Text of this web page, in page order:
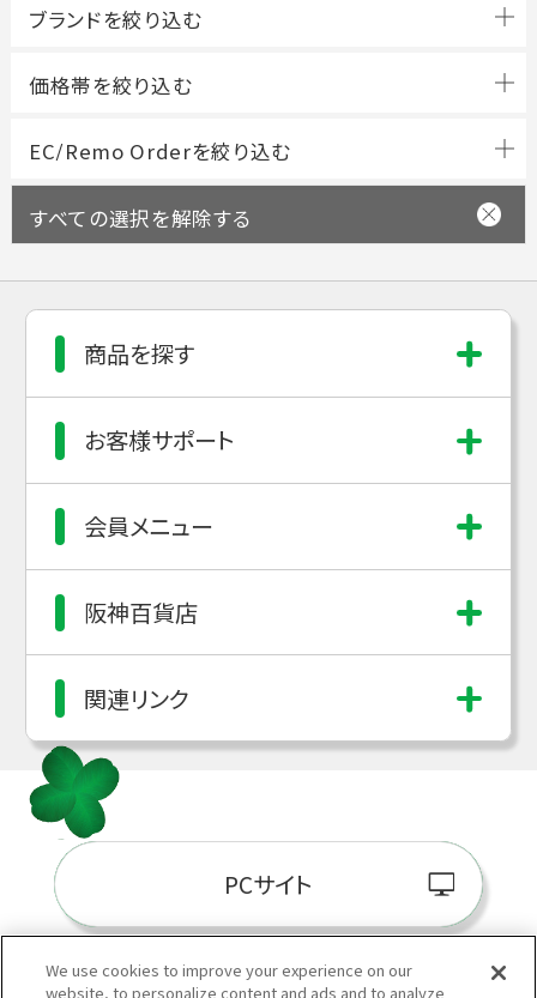
ブランドを絞り込む
すべての選択を解除する
商品を探す
お客様サポート
会員メニュー
阪神百貨店
関連リンク
PCサイト
We use cookies to improve your experience on our
website, to personalize content and ads and to analyze